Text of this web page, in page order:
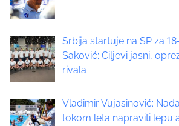
v
i
g
a
t
Srbija startuje na SP za
Saković: Ciljevi jasni,
rivala
Vladimir Vujasinović:
tokom leta napraviti lepu